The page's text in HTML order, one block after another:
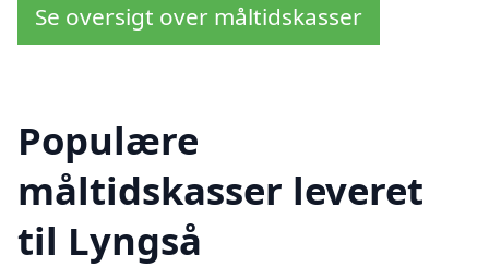
Se oversigt over måltidskasser
Populære
måltidskasser leveret
til Lyngså